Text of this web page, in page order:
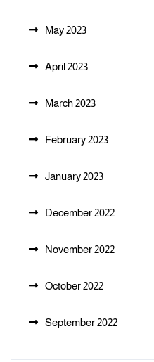
May 2023
April 2023
March 2023
February 2023
January 2023
December 2022
November 2022
October 2022
September 2022